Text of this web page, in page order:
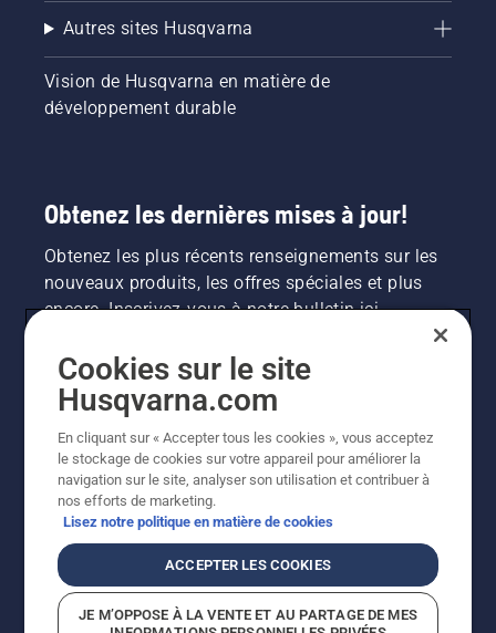
Autres sites Husqvarna
Vision de Husqvarna en matière de
développement durable
Obtenez les dernières mises à jour!
Obtenez les plus récents renseignements sur les
nouveaux produits, les offres spéciales et plus
encore. Inscrivez-vous à notre bulletin ici.
INSCRIPTION À LA NEWSLETTER
l'amélioration continue, le produit peut légèrement
Cookies sur le site
Husqvarna.com
En cliquant sur « Accepter tous les cookies », vous acceptez
le stockage de cookies sur votre appareil pour améliorer la
navigation sur le site, analyser son utilisation et contribuer à
nos efforts de marketing.
Lisez notre politique en matière de cookies
ACCEPTER LES COOKIES
JE M’OPPOSE À LA VENTE ET AU PARTAGE DE MES